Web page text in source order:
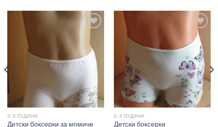
Add to
wishlist
2-3 ГОДИНИ
Детски боксерки за момиче
Add to
wishlist
2-3 ГОДИНИ
Детски боксерки